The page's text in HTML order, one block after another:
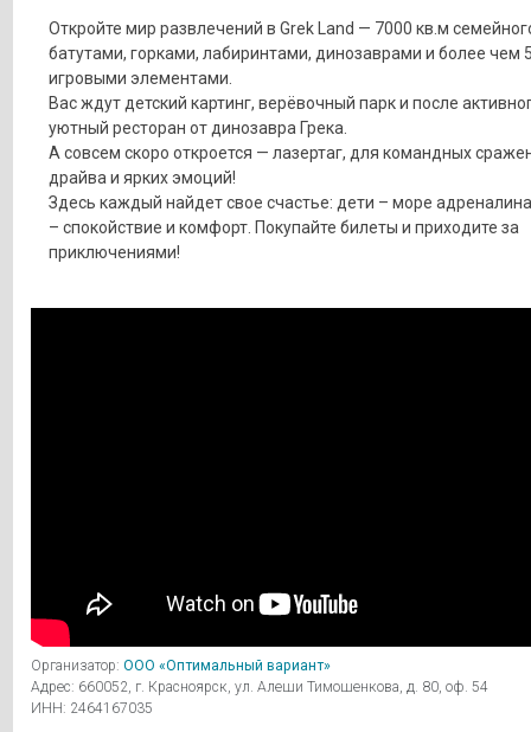
Откройте мир развлечений в Grek Land — 7000 кв.м
батутами, горками, лабиринтами, динозаврами и более чем
игровыми элементами.
Вас ждут детский картинг, верёвочный парк и после
уютный ресторан от динозавра Грека.
А совсем скоро откроется — лазертаг, для командных
драйва и ярких эмоций!
Здесь каждый найдет свое счастье: дети – море
– спокойствие и комфорт. Покупайте билеты и приходите за
приключениями!
Организатор: ООО «Оптимальный вариант»
Адрес: 660052, г. Красноярск, ул. Алеши Тимошенкова, д. 80, оф. 54
ИНН: 2464167035